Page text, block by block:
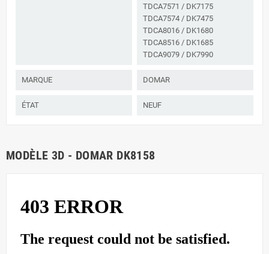
TDCA7571 / DK7175
TDCA7574 / DK7475
TDCA8016 / DK1680
TDCA8516 / DK1685
TDCA9079 / DK7990
MARQUE DOMAR
ÉTAT NEUF
MODÈLE 3D - DOMAR DK8158